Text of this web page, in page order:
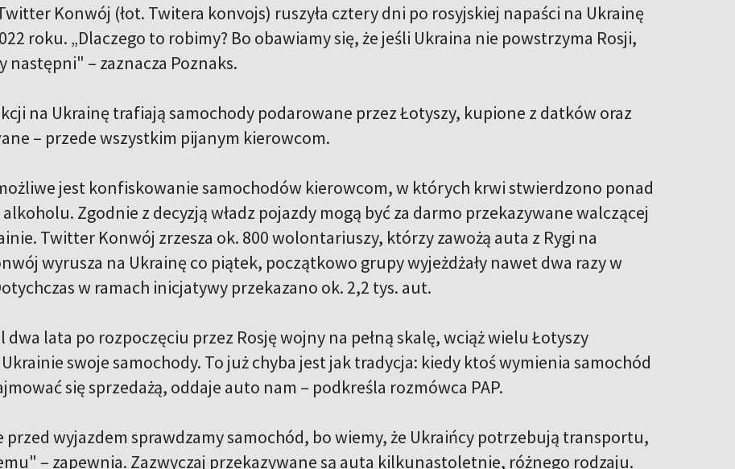
Konwój (łot. Twitera konvojs) ruszyła cztery dni po rosyjskiej napaści na Ukrainę
roku. „Dlaczego to robimy? Bo obawiamy się, że jeśli Ukraina nie powstrzyma Rosji,
następni" – zaznacza Poznaks.
na Ukrainę trafiają samochody podarowane przez Łotyszy, kupione z datków oraz
– przede wszystkim pijanym kierowcom.
jest konfiskowanie samochodów kierowcom, w których krwi stwierdzono ponad
Zgodnie z decyzją władz pojazdy mogą być za darmo przekazywane walczącej
Twitter Konwój zrzesza ok. 800 wolontariuszy, którzy zawożą auta z Rygi na
wyrusza na Ukrainę co piątek, początkowo grupy wyjeżdżały nawet dwa razy w
w ramach inicjatywy przekazano ok. 2,2 tys. aut.
dwa lata po rozpoczęciu przez Rosję wojny na pełną skalę, wciąż wielu Łotyszy
swoje samochody. To już chyba jest jak tradycja: kiedy ktoś wymienia samochód
się sprzedażą, oddaje auto nam – podkreśla rozmówca PAP.
przed wyjazdem sprawdzamy samochód, bo wiemy, że Ukraińcy potrzebują transportu,
– zapewnia. Zazwyczaj przekazywane są auta kilkunastoletnie, różnego rodzaju.